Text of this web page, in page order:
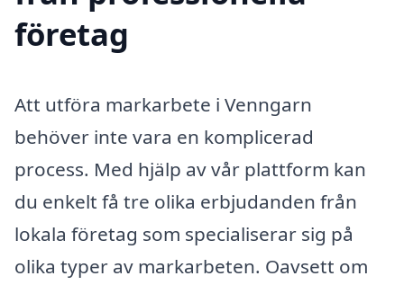
företag
Att utföra markarbete i Venngarn
behöver inte vara en komplicerad
process. Med hjälp av vår plattform kan
du enkelt få tre olika erbjudanden från
lokala företag som specialiserar sig på
olika typer av markarbeten. Oavsett om